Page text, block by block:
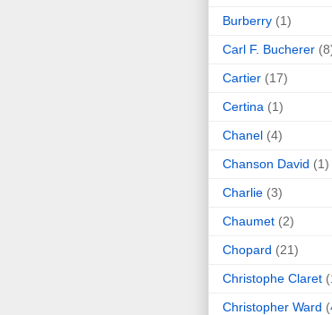
Burberry (1)
Carl F. Bucherer
Cartier (17)
Certina (1)
Chanel (4)
Chanson David (1)
Charlie (3)
Chaumet (2)
Chopard (21)
Christophe Claret
Christopher Ward